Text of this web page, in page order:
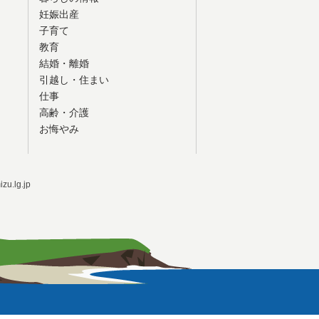
妊娠出産
子育て
教育
結婚・離婚
引越し・住まい
仕事
高齢・介護
お悔やみ